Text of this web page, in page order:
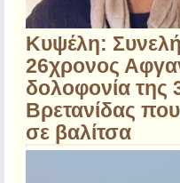
Κυψέλη:
26χρονος
δολοφονία της
Βρετανίδας
σε βαλίτσα